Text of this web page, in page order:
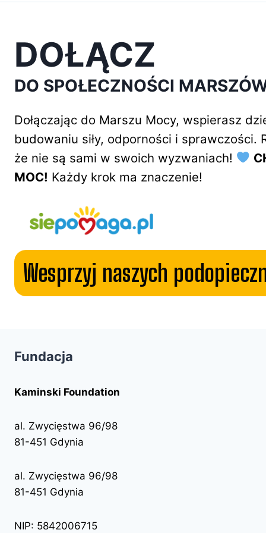
DOŁĄCZ
DO SPOŁECZNOŚCI
Dołączając do Marszu Mocy, wspierasz
budowaniu siły, odporności i sprawczości.
że nie są sami w swoich wyzwaniach!
MOC! Każdy krok ma znaczenie!
Wesprzyj naszych
Fundacja
Kaminski Foundation
al. Zwycięstwa 96/98
81-451 Gdynia
al. Zwycięstwa 96/98
81-451 Gdynia
NIP: 5842006715